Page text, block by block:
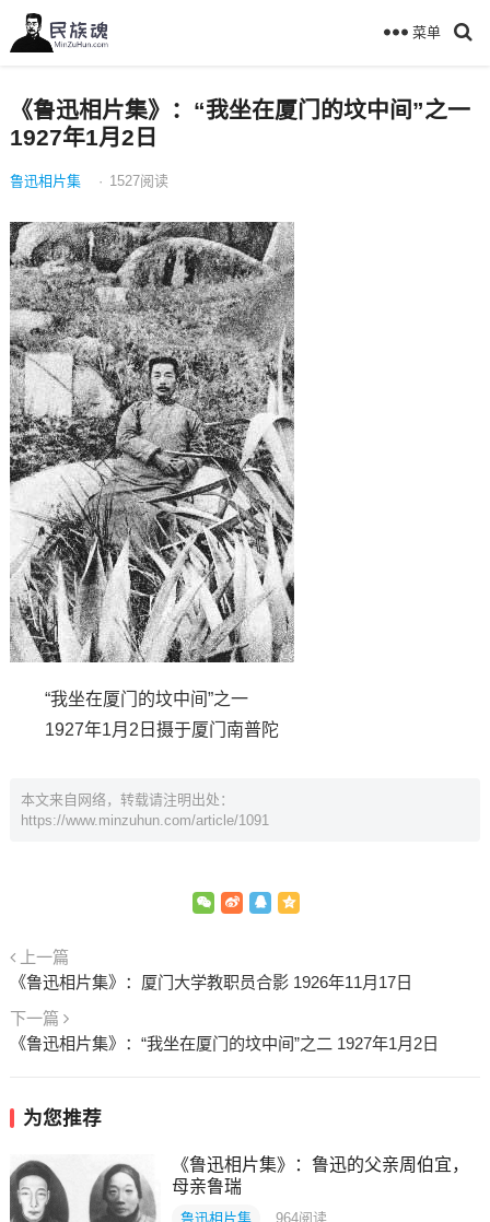
菜单
《鲁迅相片集》：“我坐在厦门的坟中间”之一
1927年1月2日
鲁迅相片集 · 1527阅读
“我坐在厦门的坟中间”之一
1927年1月2日摄于厦门南普陀
本文来自网络，转载请注明出处：
https://www.minzuhun.com/article/1091
上一篇
《鲁迅相片集》：厦门大学教职员合影 1926年11月17日
下一篇
《鲁迅相片集》：“我坐在厦门的坟中间”之二 1927年1月2日
为您推荐
《鲁迅相片集》：鲁迅的父亲周伯宜，
母亲鲁瑞
鲁迅相片集 964阅读